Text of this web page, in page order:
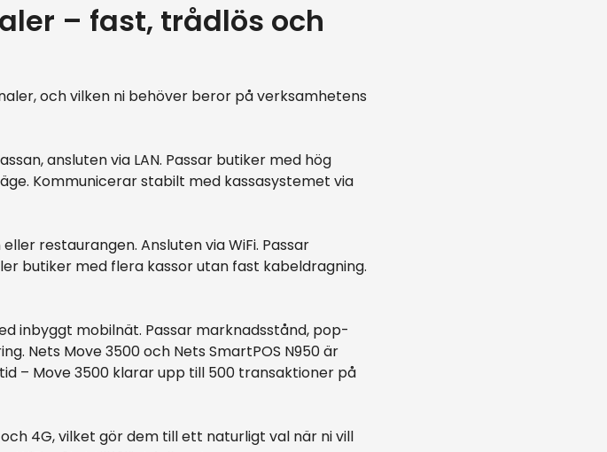
– fast, trådlös och
och vilken ni behöver beror på verksamhetens
ansluten via LAN. Passar butiker med hög
Kommunicerar stabilt med kassasystemet via
restaurangen. Ansluten via WiFi. Passar
butiker med flera kassor utan fast kabeldragning.
inbyggt mobilnät. Passar marknadsstånd, pop-
Nets Move 3500 och Nets SmartPOS N950 är
– Move 3500 klarar upp till 500 transaktioner på
4G, vilket gör dem till ett naturligt val när ni vill